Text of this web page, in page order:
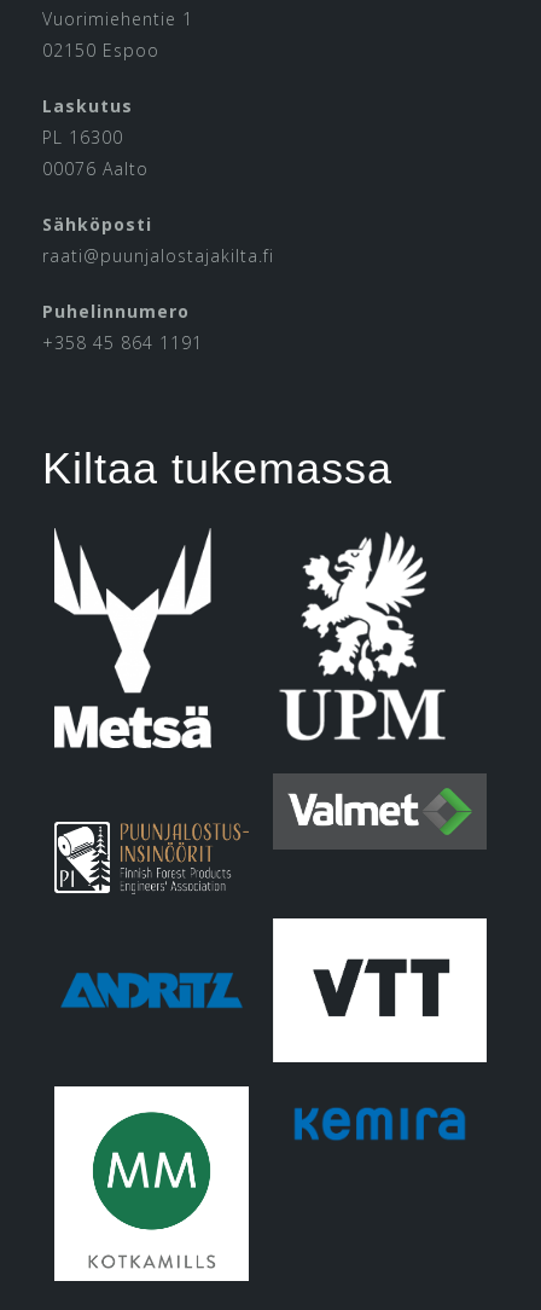
Vuorimiehentie 1
02150 Espoo
Laskutus
PL 16300
00076 Aalto
Sähköposti
raati@puunjalostajakilta.fi
Puhelinnumero
+358 45 864 1191
Kiltaa tukemassa